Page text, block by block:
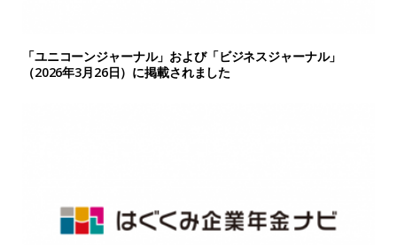
「ユニコーンジャーナル」および「ビジネスジャーナル」
（2026年3月26日）に掲載されました